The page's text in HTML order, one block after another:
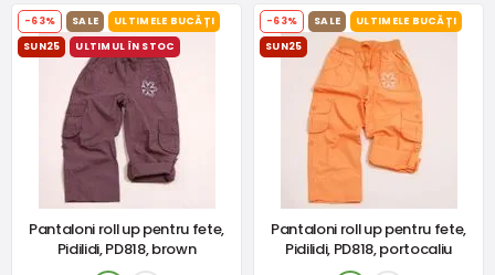
-63% SALE
ULTIMELE BUCĂȚI
SUN25
ULTIMUL ÎN STOC
Pantaloni roll up pentru fete,
Pidilidi, PD818, brown
-63% SALE
ULTIMELE BUCĂȚI
SUN25
Pantaloni roll up pentru fete,
Pidilidi, PD818, portocaliu